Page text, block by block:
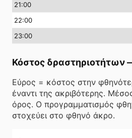
21:00
22:00
23:00
Κόστος δραστηριοτήτων
Εύρος = κόστος στην
έναντι της ακριβότερης.
όρος. Ο προγραμματισμός
στοχεύει στο φθηνό άκρο.